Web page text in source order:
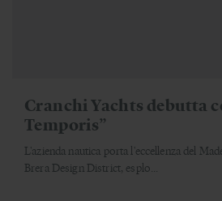
Cranchi Yachts debutta
Temporis”
L'azienda nautica porta l'eccellenza del
Brera Design District, esplo...